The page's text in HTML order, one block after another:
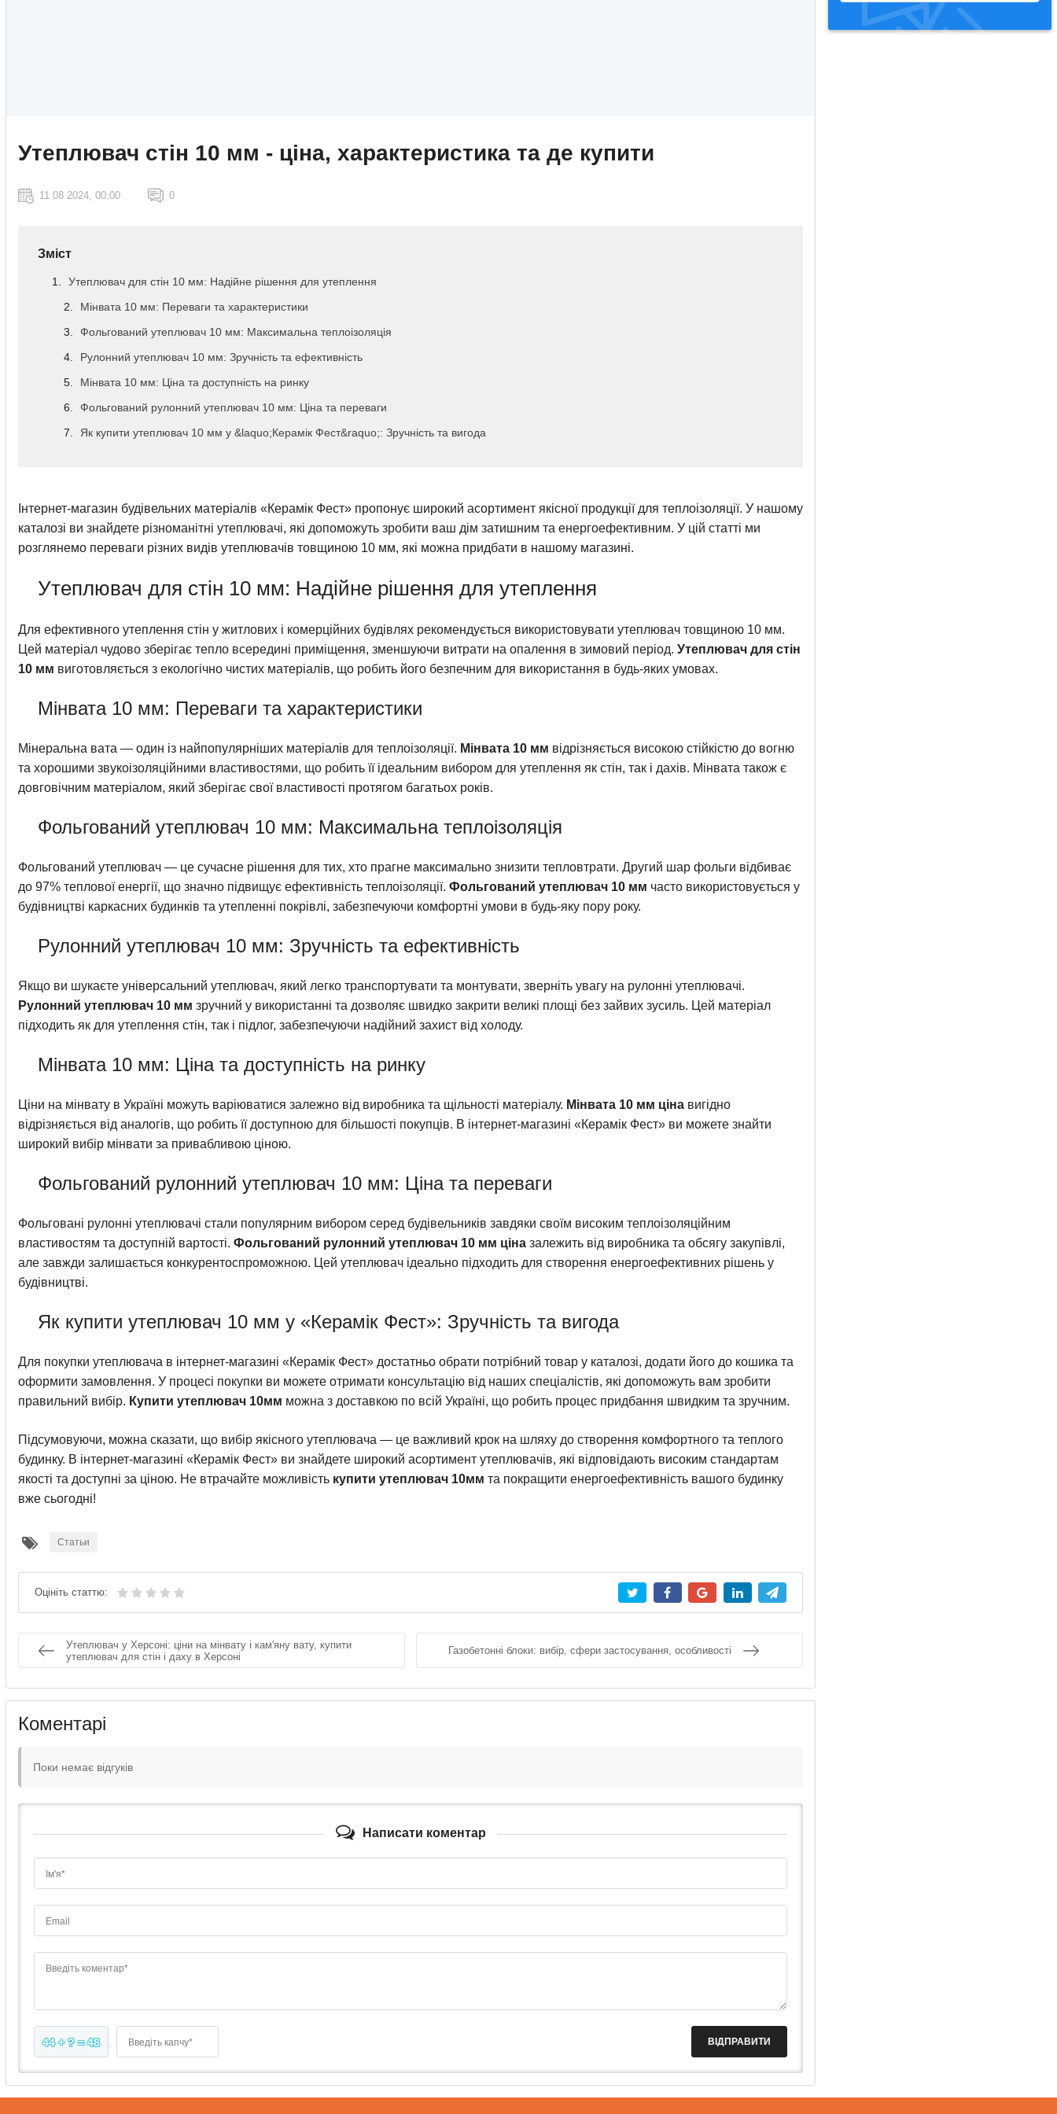
Утеплювач стін 10 мм - ціна, характеристика та де купити
11 08 2024, 00:00 0
Зміст
Утеплювач для стін 10 мм: Надійне рішення для утеплення
Мінвата 10 мм: Переваги та характеристики
Фольгований утеплювач 10 мм: Максимальна теплоізоляція
Рулонний утеплювач 10 мм: Зручність та ефективність
Мінвата 10 мм: Ціна та доступність на ринку
Фольгований рулонний утеплювач 10 мм: Ціна та переваги
Як купити утеплювач 10 мм у &laquo;Керамік Фест&raquo;: Зручність та вигода
Інтернет-магазин будівельних матеріалів «Керамік Фест» пропонує широкий асортимент якісної продукції для теплоізоляції. У нашому
каталозі ви знайдете різноманітні утеплювачі, які допоможуть зробити ваш дім затишним та енергоефективним. У цій статті ми
розглянемо переваги різних видів утеплювачів товщиною 10 мм, які можна придбати в нашому магазині.
Утеплювач для стін 10 мм: Надійне рішення для утеплення
Для ефективного утеплення стін у житлових і комерційних будівлях рекомендується використовувати утеплювач товщиною 10 мм.
Цей матеріал чудово зберігає тепло всередині приміщення, зменшуючи витрати на опалення в зимовий період. Утеплювач для стін
10 мм виготовляється з екологічно чистих матеріалів, що робить його безпечним для використання в будь-яких умовах.
Мінвата 10 мм: Переваги та характеристики
Мінеральна вата — один із найпопулярніших матеріалів для теплоізоляції. Мінвата 10 мм відрізняється високою стійкістю до вогню
та хорошими звукоізоляційними властивостями, що робить її ідеальним вибором для утеплення як стін, так і дахів. Мінвата також є
довговічним матеріалом, який зберігає свої властивості протягом багатьох років.
Фольгований утеплювач 10 мм: Максимальна теплоізоляція
Фольгований утеплювач — це сучасне рішення для тих, хто прагне максимально знизити тепловтрати. Другий шар фольги відбиває
до 97% теплової енергії, що значно підвищує ефективність теплоізоляції. Фольгований утеплювач 10 мм часто використовується у
будівництві каркасних будинків та утепленні покрівлі, забезпечуючи комфортні умови в будь-яку пору року.
Рулонний утеплювач 10 мм: Зручність та ефективність
Якщо ви шукаєте універсальний утеплювач, який легко транспортувати та монтувати, зверніть увагу на рулонні утеплювачі.
Рулонний утеплювач 10 мм зручний у використанні та дозволяє швидко закрити великі площі без зайвих зусиль. Цей матеріал
підходить як для утеплення стін, так і підлог, забезпечуючи надійний захист від холоду.
Мінвата 10 мм: Ціна та доступність на ринку
Ціни на мінвату в Україні можуть варіюватися залежно від виробника та щільності матеріалу. Мінвата 10 мм ціна вигідно
відрізняється від аналогів, що робить її доступною для більшості покупців. В інтернет-магазині «Керамік Фест» ви можете знайти
широкий вибір мінвати за привабливою ціною.
Фольгований рулонний утеплювач 10 мм: Ціна та переваги
Фольговані рулонні утеплювачі стали популярним вибором серед будівельників завдяки своїм високим теплоізоляційним
властивостям та доступній вартості. Фольгований рулонний утеплювач 10 мм ціна залежить від виробника та обсягу закупівлі,
але завжди залишається конкурентоспроможною. Цей утеплювач ідеально підходить для створення енергоефективних рішень у
будівництві.
Як купити утеплювач 10 мм у «Керамік Фест»: Зручність та вигода
Для покупки утеплювача в інтернет-магазині «Керамік Фест» достатньо обрати потрібний товар у каталозі, додати його до кошика та
оформити замовлення. У процесі покупки ви можете отримати консультацію від наших спеціалістів, які допоможуть вам зробити
правильний вибір. Купити утеплювач 10мм можна з доставкою по всій Україні, що робить процес придбання швидким та зручним.
Підсумовуючи, можна сказати, що вибір якісного утеплювача — це важливий крок на шляху до створення комфортного та теплого
будинку. В інтернет-магазині «Керамік Фест» ви знайдете широкий асортимент утеплювачів, які відповідають високим стандартам
якості та доступні за ціною. Не втрачайте можливість купити утеплювач 10мм та покращити енергоефективність вашого будинку
вже сьогодні!
Статьи
Оцініть статтю:
Утеплювач у Херсоні: ціни на мінвату і кам'яну вату, купити
утеплювач для стін і даху в Херсоні
Газобетонні блоки: вибір, сфери застосування, особливості
Коментарі
Поки немає відгуків
Написати коментар
Ім'я*
Email
Введіть коментар*
44 + ? = 48 Введіть капчу* ВІДПРАВИТИ